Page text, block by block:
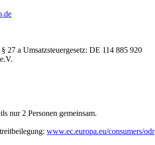
27 a Umsatzsteuergesetz: DE 114 885 920
nur 2 Personen gemeinsam.
www.ec.europa.eu/consumers/odr